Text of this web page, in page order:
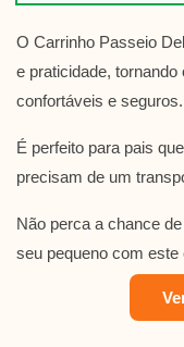
O Carrinho Passeio
e praticidade,
confortáveis e seguros.
É perfeito para pais
precisam de um
Não perca a chance
seu pequeno com